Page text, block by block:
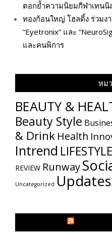
ตอกย้ำความนิยมกีฬาเทนนิ
ทองก้อนใหญ่ โฮลดิ้ง ร่วมง
“Eyetronix” และ
และคนพิการ
หม
BEAUTY &
Beauty Style
& Drink Health
Intrend LIFESTYLE
REVIEW Runway
Uncategorized Updates